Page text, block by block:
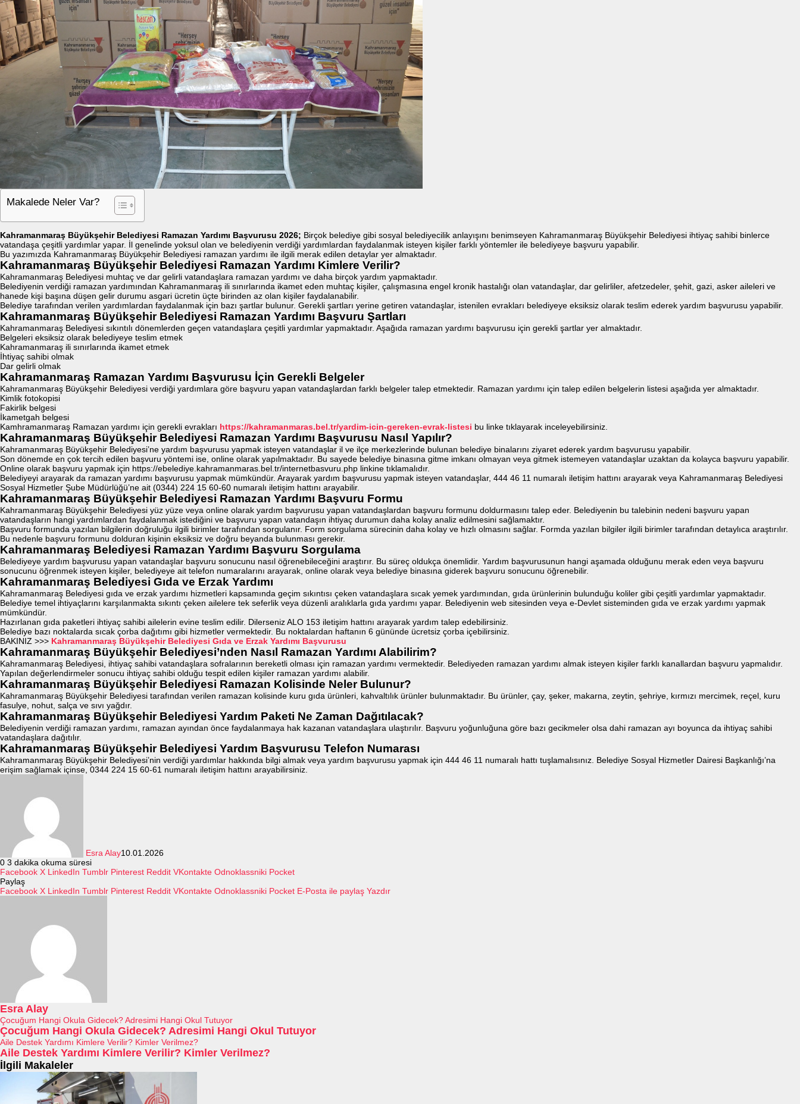
Makalede Neler Var?
Kahramanmaraş Büyükşehir Belediyesi Ramazan Yardımı Başvurusu 2026; Birçok belediye gibi sosyal belediyecilik anlayışını benimseyen Kahramanmaraş Büyükşehir Belediyesi ihtiyaç sahibi binlerce
vatandaşa çeşitli yardımlar yapar. İl genelinde yoksul olan ve belediyenin verdiği yardımlardan faydalanmak isteyen kişiler farklı yöntemler ile belediyeye başvuru yapabilir.
Bu yazımızda Kahramanmaraş Büyükşehir Belediyesi ramazan yardımı ile ilgili merak edilen detaylar yer almaktadır.
Kahramanmaraş Büyükşehir Belediyesi Ramazan Yardımı Kimlere Verilir?
Kahramanmaraş Belediyesi muhtaç ve dar gelirli vatandaşlara ramazan yardımı ve daha birçok yardım yapmaktadır.
Belediyenin verdiği ramazan yardımından Kahramanmaraş ili sınırlarında ikamet eden muhtaç kişiler, çalışmasına engel kronik hastalığı olan vatandaşlar, dar gelirliler, afetzedeler, şehit, gazi, asker aileleri ve
hanede kişi başına düşen gelir durumu asgari ücretin üçte birinden az olan kişiler faydalanabilir.
Belediye tarafından verilen yardımlardan faydalanmak için bazı şartlar bulunur. Gerekli şartları yerine getiren vatandaşlar, istenilen evrakları belediyeye eksiksiz olarak teslim ederek yardım başvurusu yapabilir.
Kahramanmaraş Büyükşehir Belediyesi Ramazan Yardımı Başvuru Şartları
Kahramanmaraş Belediyesi sıkıntılı dönemlerden geçen vatandaşlara çeşitli yardımlar yapmaktadır. Aşağıda ramazan yardımı başvurusu için gerekli şartlar yer almaktadır.
Belgeleri eksiksiz olarak belediyeye teslim etmek
Kahramanmaraş ili sınırlarında ikamet etmek
İhtiyaç sahibi olmak
Dar gelirli olmak
Kahramanmaraş Ramazan Yardımı Başvurusu İçin Gerekli Belgeler
Kahramanmaraş Büyükşehir Belediyesi verdiği yardımlara göre başvuru yapan vatandaşlardan farklı belgeler talep etmektedir. Ramazan yardımı için talep edilen belgelerin listesi aşağıda yer almaktadır.
Kimlik fotokopisi
Fakirlik belgesi
İkametgah belgesi
Kamhramanmaraş Ramazan yardımı için gerekli evrakları https://kahramanmaras.bel.tr/yardim-icin-gereken-evrak-listesi bu linke tıklayarak inceleyebilirsiniz.
Kahramanmaraş Büyükşehir Belediyesi Ramazan Yardımı Başvurusu Nasıl Yapılır?
Kahramanmaraş Büyükşehir Belediyesi’ne yardım başvurusu yapmak isteyen vatandaşlar il ve ilçe merkezlerinde bulunan belediye binalarını ziyaret ederek yardım başvurusu yapabilir.
Son dönemde en çok tercih edilen başvuru yöntemi ise, online olarak yapılmaktadır. Bu sayede belediye binasına gitme imkanı olmayan veya gitmek istemeyen vatandaşlar uzaktan da kolayca başvuru yapabilir.
Online olarak başvuru yapmak için https://ebelediye.kahramanmaras.bel.tr/internetbasvuru.php linkine tıklamalıdır.
Belediyeyi arayarak da ramazan yardımı başvurusu yapmak mümkündür. Arayarak yardım başvurusu yapmak isteyen vatandaşlar, 444 46 11 numaralı iletişim hattını arayarak veya Kahramanmaraş Belediyesi
Sosyal Hizmetler Şube Müdürlüğü’ne ait (0344) 224 15 60-60 numaralı iletişim hattını arayabilir.
Kahramanmaraş Büyükşehir Belediyesi Ramazan Yardımı Başvuru Formu
Kahramanmaraş Büyükşehir Belediyesi yüz yüze veya online olarak yardım başvurusu yapan vatandaşlardan başvuru formunu doldurmasını talep eder. Belediyenin bu talebinin nedeni başvuru yapan
vatandaşların hangi yardımlardan faydalanmak istediğini ve başvuru yapan vatandaşın ihtiyaç durumun daha kolay analiz edilmesini sağlamaktır.
Başvuru formunda yazılan bilgilerin doğruluğu ilgili birimler tarafından sorgulanır. Form sorgulama sürecinin daha kolay ve hızlı olmasını sağlar. Formda yazılan bilgiler ilgili birimler tarafından detaylıca araştırılır.
Bu nedenle başvuru formunu dolduran kişinin eksiksiz ve doğru beyanda bulunması gerekir.
Kahramanmaraş Belediyesi Ramazan Yardımı Başvuru Sorgulama
Belediyeye yardım başvurusu yapan vatandaşlar başvuru sonucunu nasıl öğrenebileceğini araştırır. Bu süreç oldukça önemlidir. Yardım başvurusunun hangi aşamada olduğunu merak eden veya başvuru
sonucunu öğrenmek isteyen kişiler, belediyeye ait telefon numaralarını arayarak, online olarak veya belediye binasına giderek başvuru sonucunu öğrenebilir.
Kahramanmaraş Belediyesi Gıda ve Erzak Yardımı
Kahramanmaraş Belediyesi gıda ve erzak yardımı hizmetleri kapsamında geçim sıkıntısı çeken vatandaşlara sıcak yemek yardımından, gıda ürünlerinin bulunduğu koliler gibi çeşitli yardımlar yapmaktadır.
Belediye temel ihtiyaçlarını karşılanmakta sıkıntı çeken ailelere tek seferlik veya düzenli aralıklarla gıda yardımı yapar. Belediyenin web sitesinden veya e-Devlet sisteminden gıda ve erzak yardımı yapmak
mümkündür.
Hazırlanan gıda paketleri ihtiyaç sahibi ailelerin evine teslim edilir. Dilerseniz ALO 153 iletişim hattını arayarak yardım talep edebilirsiniz.
Belediye bazı noktalarda sıcak çorba dağıtımı gibi hizmetler vermektedir. Bu noktalardan haftanın 6 gününde ücretsiz çorba içebilirsiniz.
BAKINIZ >>> Kahramanmaraş Büyükşehir Belediyesi Gıda ve Erzak Yardımı Başvurusu
Kahramanmaraş Büyükşehir Belediyesi’nden Nasıl Ramazan Yardımı Alabilirim?
Kahramanmaraş Belediyesi, ihtiyaç sahibi vatandaşlara sofralarının bereketli olması için ramazan yardımı vermektedir. Belediyeden ramazan yardımı almak isteyen kişiler farklı kanallardan başvuru yapmalıdır.
Yapılan değerlendirmeler sonucu ihtiyaç sahibi olduğu tespit edilen kişiler ramazan yardımı alabilir.
Kahramanmaraş Büyükşehir Belediyesi Ramazan Kolisinde Neler Bulunur?
Kahramanmaraş Büyükşehir Belediyesi tarafından verilen ramazan kolisinde kuru gıda ürünleri, kahvaltılık ürünler bulunmaktadır. Bu ürünler, çay, şeker, makarna, zeytin, şehriye, kırmızı mercimek, reçel, kuru
fasulye, nohut, salça ve sıvı yağdır.
Kahramanmaraş Büyükşehir Belediyesi Yardım Paketi Ne Zaman Dağıtılacak?
Belediyenin verdiği ramazan yardımı, ramazan ayından önce faydalanmaya hak kazanan vatandaşlara ulaştırılır. Başvuru yoğunluğuna göre bazı gecikmeler olsa dahi ramazan ayı boyunca da ihtiyaç sahibi
vatandaşlara dağıtılır.
Kahramanmaraş Büyükşehir Belediyesi Yardım Başvurusu Telefon Numarası
Kahramanmaraş Büyükşehir Belediyesi’nin verdiği yardımlar hakkında bilgi almak veya yardım başvurusu yapmak için 444 46 11 numaralı hattı tuşlamalısınız. Belediye Sosyal Hizmetler Dairesi Başkanlığı’na
erişim sağlamak içinse, 0344 224 15 60-61 numaralı iletişim hattını arayabilirsiniz.
Esra Alay10.01.2026
0 3 dakika okuma süresi
Facebook X LinkedIn Tumblr Pinterest Reddit VKontakte Odnoklassniki Pocket
Paylaş
Facebook X LinkedIn Tumblr Pinterest Reddit VKontakte Odnoklassniki Pocket E-Posta ile paylaş Yazdır
Esra Alay
Çocuğum Hangi Okula Gidecek? Adresimi Hangi Okul Tutuyor
Çocuğum Hangi Okula Gidecek? Adresimi Hangi Okul Tutuyor
Aile Destek Yardımı Kimlere Verilir? Kimler Verilmez?
Aile Destek Yardımı Kimlere Verilir? Kimler Verilmez?
İlgili Makaleler